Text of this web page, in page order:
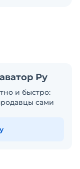
Ру
и быстро:
сами